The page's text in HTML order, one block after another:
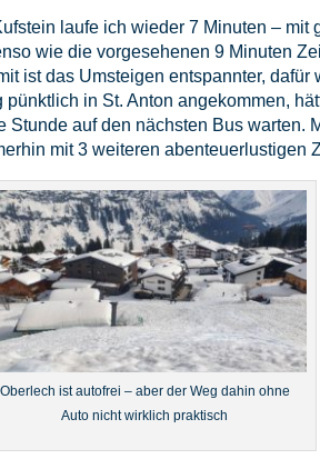
laufe ich wieder 7 Minuten –
wie die vorgesehenen 9 Minuten
ist das Umsteigen entspannter,
pünktlich in St. Anton angekommen,
Stunde auf den nächsten Bus warten.
mit 3 weiteren abenteuerlustigen
Oberlech ist autofrei – aber der Weg dahin ohne
Auto nicht wirklich praktisch